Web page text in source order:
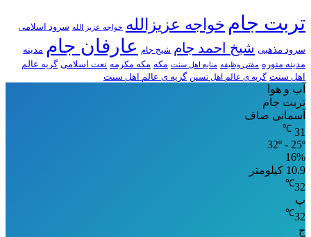
تربت جام خواجه عزیزالله خواجه عزیز الله سرود اسلامی
سرود مذهبی شیخ احمد جام شیخ جام عارفان جام مدینه
مدینه منوره مفتی وظیفه منابع اهل سنت مکه مکه مکرمه نعت اسلامی گریه عالم
اهل سنت گریه ی عالم اهل تسنن گریه ی عالم اهل سنت
آب و هوا
تربت جام
آسمانی صاف
31
℃
32º - 25º
16%
10.9 کیلومتر
32
℃
پ
32
℃
ج